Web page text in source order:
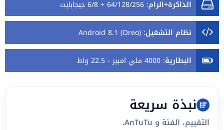
الذاكرة+الرام: 64/128/256 + 6/8 جيجابايت
نظام التشغيل:
Android 8.1 (Oreo)
البطارية: 4000 ملي امبير - 22.5 واط
نبذة سريعة
التقييم، الفئة و AnTuTu.